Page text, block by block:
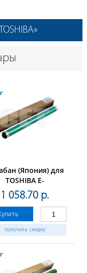
(Япония) для
TOSHIBA E-
255/305/355/455/
50000стр., CET6534
1 058.70 р.
получить скидку